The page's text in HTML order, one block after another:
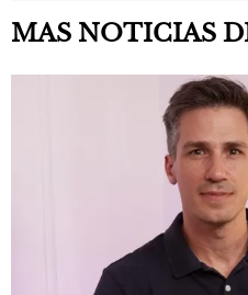
MAS NOTICIAS